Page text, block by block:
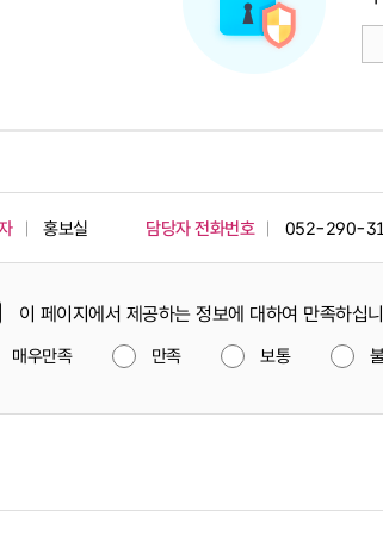
홍보실 담당자 전화번호 052-290-
이 페이지에서 제공하는 정보에 대하여 만족하십
매우만족 만족 보통